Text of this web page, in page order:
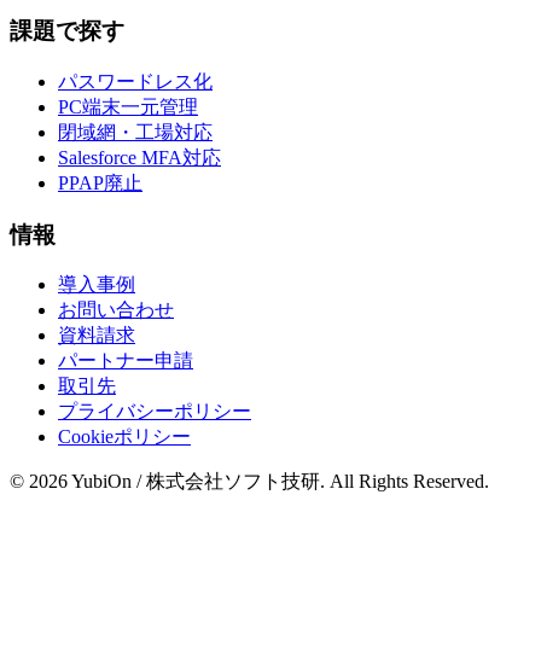
課題で探す
パスワードレス化
PC端末一元管理
閉域網・工場対応
Salesforce MFA対応
PPAP廃止
情報
導入事例
お問い合わせ
資料請求
パートナー申請
取引先
プライバシーポリシー
Cookieポリシー
© 2026 YubiOn / 株式会社ソフト技研. All Rights Reserved.